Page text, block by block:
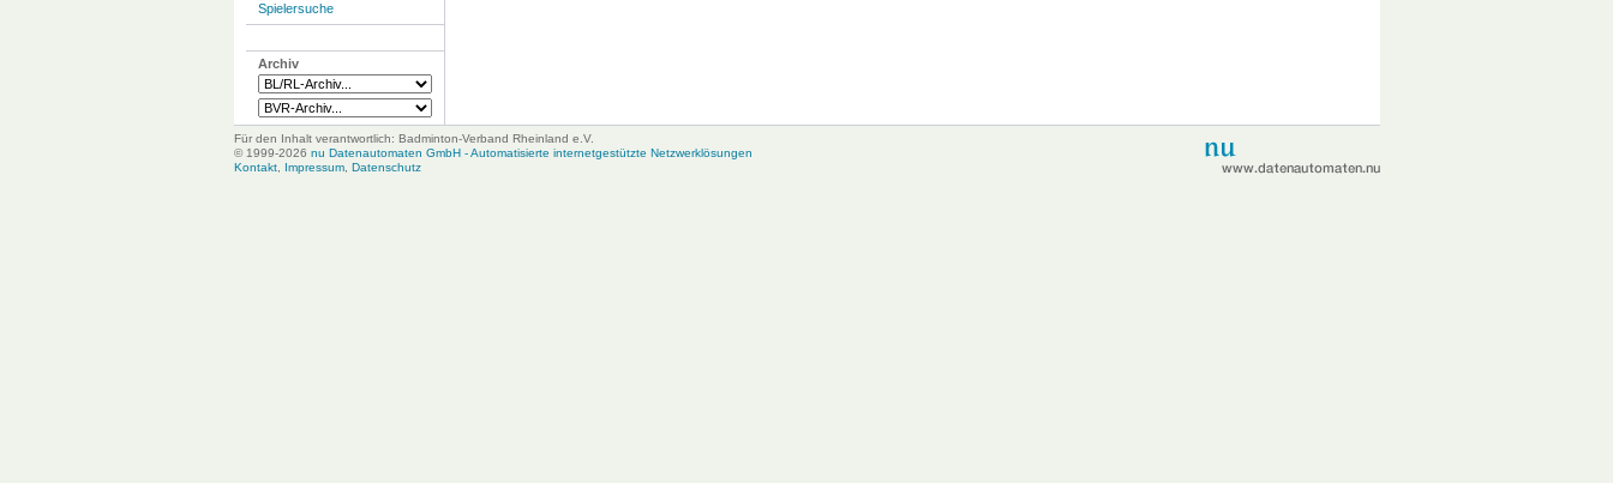
Spielersuche
Archiv
Für den Inhalt verantwortlich: Badminton-Verband Rheinland e.V.
© 1999-2026 nu Datenautomaten GmbH - Automatisierte internetgestützte Netzwerklösungen
Kontakt, Impressum, Datenschutz